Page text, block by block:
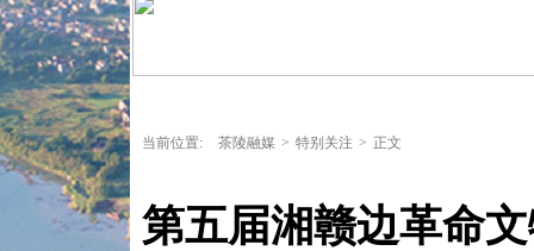
当前位置: 茶陵融媒 > 特别关注 > 正文
第五届湘赣边革命